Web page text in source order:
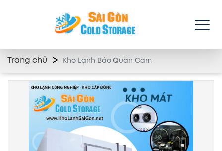
Trang chủ Kho Lạnh Bảo Quản Cam